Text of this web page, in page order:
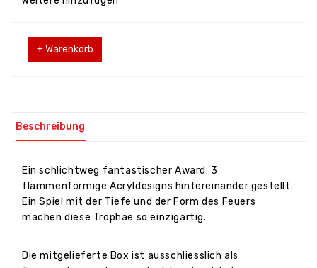
+ Warenkorb
Beschreibung
Ein schlichtweg fantastischer Award: 3
flammenförmige Acryldesigns hintereinander gestellt.
Ein Spiel mit der Tiefe und der Form des Feuers
machen diese Trophäe so einzigartig.
Die mitgelieferte Box ist ausschliesslich als